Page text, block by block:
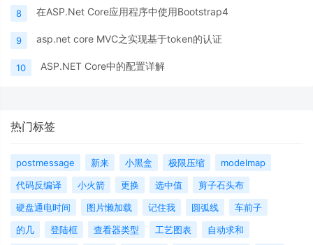
8 在ASP.Net Core应用程序中使用Bootstrap4
9 asp.net core MVC之实现基于token的认证
10 ASP.NET Core中的配置详解
热门标签
postmessage 新来 小黑盒 极限压缩
modelmap
代码反编译
小火箭 更换 选中值
剪子石头布
硬盘通电时间
图片懒加载 记住我 圆弧线
车前子
的几
登陆框 查看器类型 工艺图表
自动求和